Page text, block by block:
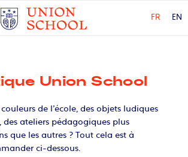
FR EN
Union School
de l’école, des objets ludiques
ateliers pédagogiques plus
que les autres ? Tout cela est à
ci-dessous.